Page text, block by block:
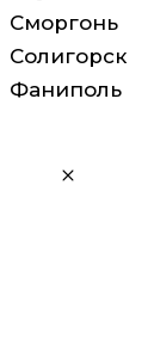
Сморгонь
Солигорск
Фаниполь